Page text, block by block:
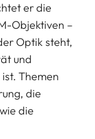
er die
Objektiven –
Optik steht,
und
Themen
die
die